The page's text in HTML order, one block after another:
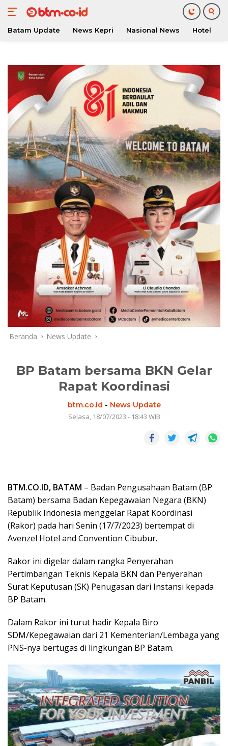
konten
Batam Update News Kepri Nasional News Hotel
Beranda News Update
BP Batam bersama BKN Gelar
Rapat Koordinasi
btm.co.id - News Update
Selasa, 18/07/2023 - 18:43 WIB
BTM.CO.ID, BATAM – Badan Pengusahaan Batam (BP
Batam) bersama Badan Kepegawaian Negara (BKN)
Republik Indonesia menggelar Rapat Koordinasi
(Rakor) pada hari Senin (17/7/2023) bertempat di
Avenzel Hotel and Convention Cibubur.
Rakor ini digelar dalam rangka Penyerahan
Pertimbangan Teknis Kepala BKN dan Penyerahan
Surat Keputusan (SK) Penugasan dari Instansi kepada
BP Batam.
Dalam Rakor ini turut hadir Kepala Biro
SDM/Kepegawaian dari 21 Kementerian/Lembaga yang
PNS-nya bertugas di lingkungan BP Batam.